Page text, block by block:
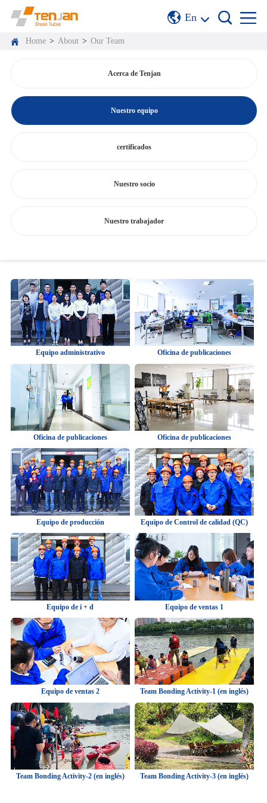
En
Home > About > Our Team
Acerca de Tenjan
Nuestro equipo
certificados
Nuestro socio
Nuestro trabajador
Equipo administrativo Oficina de publicaciones
Oficina de publicaciones Oficina de publicaciones
Equipo de producción Equipo de Control de calidad (QC)
Equipo de i + d Equipo de ventas 1
Equipo de ventas 2 Team Bonding Activity-1 (en inglés)
Team Bonding Activity-2 (en inglés) Team Bonding Activity-3 (en inglés)